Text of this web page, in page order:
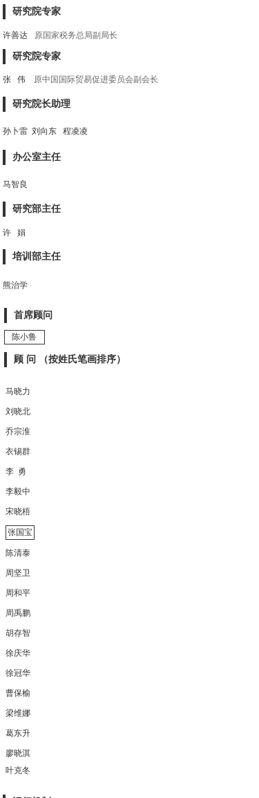
研究院专家
原国家税务总局副局长
许善达
研究院专家
张 伟 原中国国际贸易促进委员会副会长
研究院长助理
孙卜雷 刘向东 程凌凌
办公室主任
马智良
研究部主任
许 娟
培训部主任
熊治学
马晓力
刘晓北
乔宗淮
衣锡群
李 勇
李毅中
宋晓梧
张国宝
陈清泰
周坚卫
周和平
周禹鹏
胡存智
徐庆华
徐冠华
曹保榆
梁维娜
葛东升
廖晓淇
叶克冬
首席顾问
陈小鲁
顾 问 （按姓氏笔画排序）